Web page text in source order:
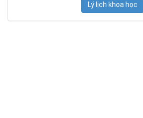
Lý lịch khoa học